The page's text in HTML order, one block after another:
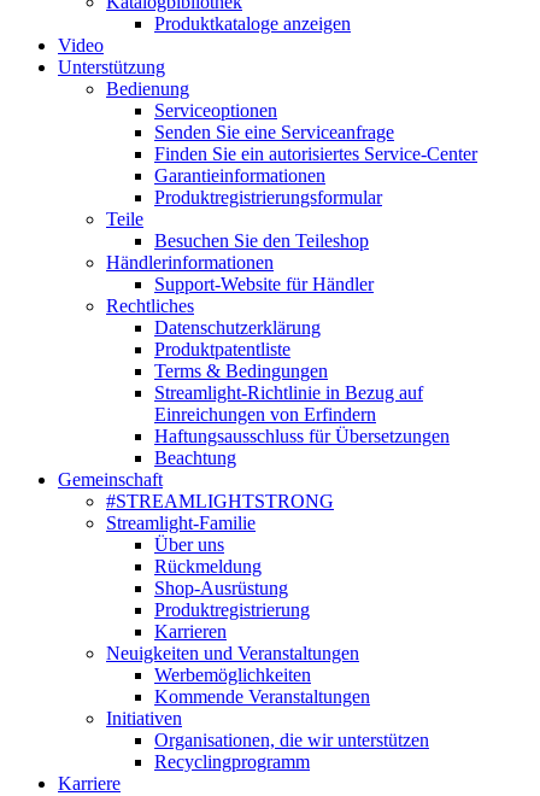
Produktkataloge anzeigen
Video
Unterstützung
Bedienung
Serviceoptionen
Senden Sie eine Serviceanfrage
Finden Sie ein autorisiertes Service-Center
Garantieinformationen
Produktregistrierungsformular
Teile
Besuchen Sie den Teileshop
Händlerinformationen
Support-Website für Händler
Rechtliches
Datenschutzerklärung
Produktpatentliste
Terms & Bedingungen
Streamlight-Richtlinie in Bezug auf
Einreichungen von Erfindern
Haftungsausschluss für Übersetzungen
Beachtung
Gemeinschaft
#STREAMLIGHTSTRONG
Streamlight-Familie
Über uns
Rückmeldung
Shop-Ausrüstung
Produktregistrierung
Karrieren
Neuigkeiten und Veranstaltungen
Werbemöglichkeiten
Kommende Veranstaltungen
Initiativen
Organisationen, die wir unterstützen
Recyclingprogramm
Karriere